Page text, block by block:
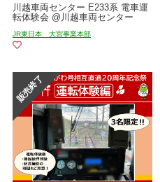
川越車両センター E233系 電車運
転体験会 @川越車両センター
JR東日本 大宮事業本部